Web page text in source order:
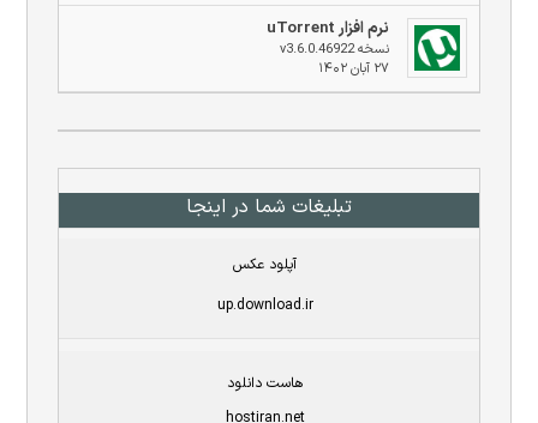
نرم افزار uTorrent
نسخه v3.6.0.46922
۲۷ آبان ۱۴۰۲
تبلیغات شما در اینجا
آپلود عکس
up.download.ir
هاست دانلود
hostiran.net